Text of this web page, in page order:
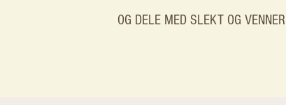
OG DELE MED SLEKT OG VENNER